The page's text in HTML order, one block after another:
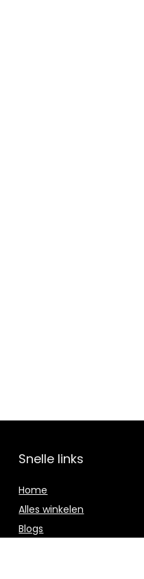
Snelle links
Home
Alles winkelen
Blogs